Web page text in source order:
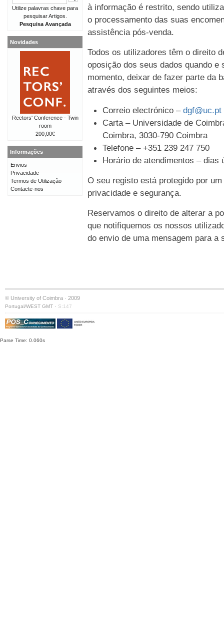
à informação é restrito, sendo
o processamento das suas
assistência pós-venda.
Todos os utilizadores têm o direito
oposição dos seus dados quando e
momento, deixar de fazer parte da
através dos seguintes meios:
Correio electrónico – dgf@uc.pt
Carta – Universidade de
Coimbra, 3030-790 Coimbra
Telefone – +351 239 247 750
Horário de atendimentos – dias
O seu registo está protegido por
privacidade e segurança.
Reservamos o direito de alterar a
que notifiquemos os nossos
do envio de uma mensagem para
Utilize palavras chave para
pesquisar Artigos.
Pesquisa Avançada
Novidades
Rectors' Conference - Twin
room
200,00€
Informações
Envios
Privacidade
Termos de Utilização
Contacte-nos
© University of Coimbra · 2009
Portugal/WEST GMT · S:147
Parse Time: 0.060s